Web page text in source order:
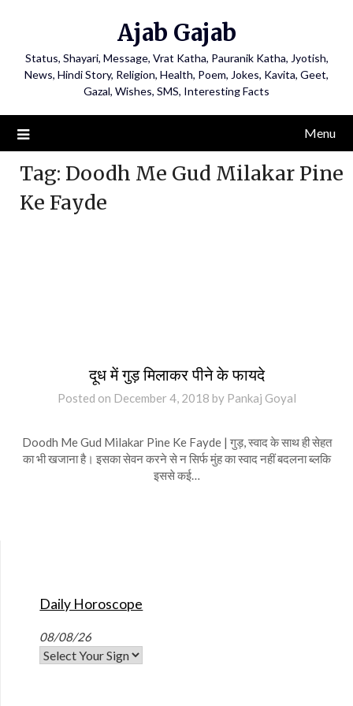
Ajab Gajab
Status, Shayari, Message, Vrat Katha, Pauranik Katha, Jyotish,
News, Hindi Story, Religion, Health, Poem, Jokes, Kavita, Geet,
Gazal, Wishes, SMS, Interesting Facts
Menu
Tag: Doodh Me Gud Milakar Pine
Ke Fayde
दूध में गुड़ मिलाकर पीने के फायदे
Posted on December 4, 2018 by Pankaj Goyal
Doodh Me Gud Milakar Pine Ke Fayde | गुड़, स्वाद के साथ ही सेहत
का भी खजाना है। इसका सेवन करने से न सिर्फ मुंह का स्वाद नहीं बदलना ब्लकि
इससे कई…
Daily Horoscope
08/08/26